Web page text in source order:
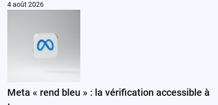
4 août 2026
Meta « rend bleu » : la vérification accessible à